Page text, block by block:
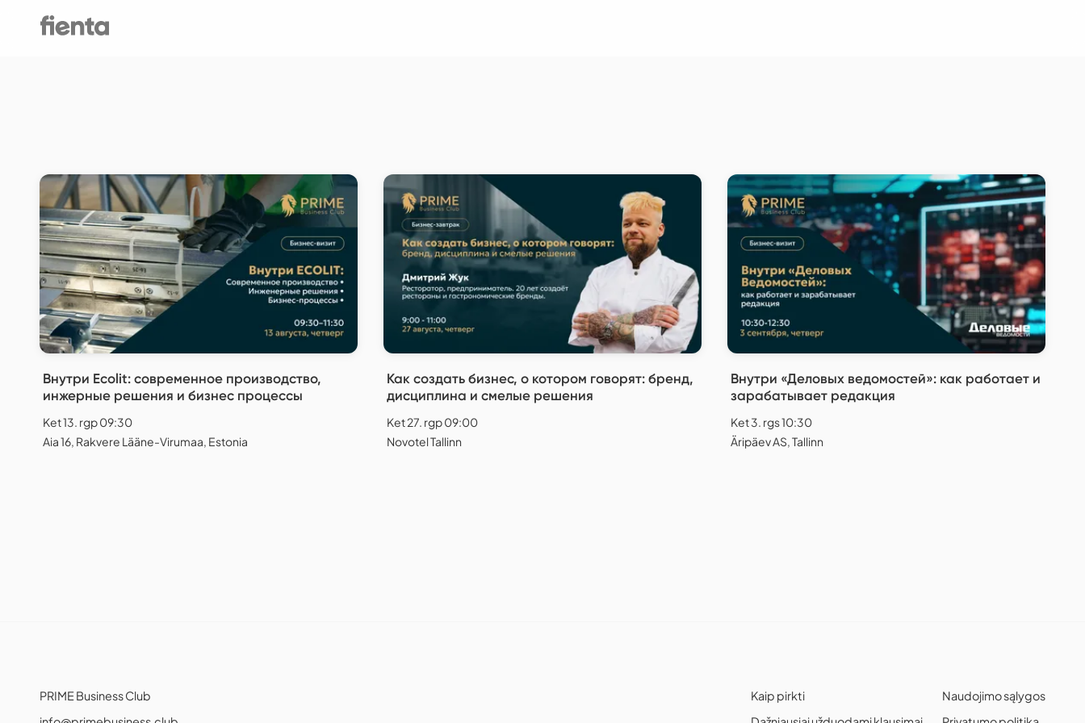
Внутри Ecolit: современное производство,
инжерные решения и бизнес процессы
Ket 13. rgp 09:30
Aia 16, Rakvere Lääne-Virumaa, Estonia
Как создать бизнес, о котором говорят: бренд,
дисциплина и смелые решения
Ket 27. rgp 09:00
Novotel Tallinn
Внутри «Деловых ведомостей»: как работает и
зарабатывает редакция
Ket 3. rgs 10:30
Äripäev AS, Tallinn
PRIME Business Club
Kaip pirkti
Naudojimo sąlygos